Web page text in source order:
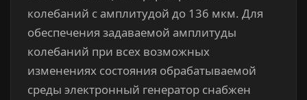
колебаний с амплитудой до 136 мкм. Для
обеспечения задаваемой амплитуды
колебаний при всех возможных
изменениях состояния обрабатываемой
среды электронный генератор снабжен